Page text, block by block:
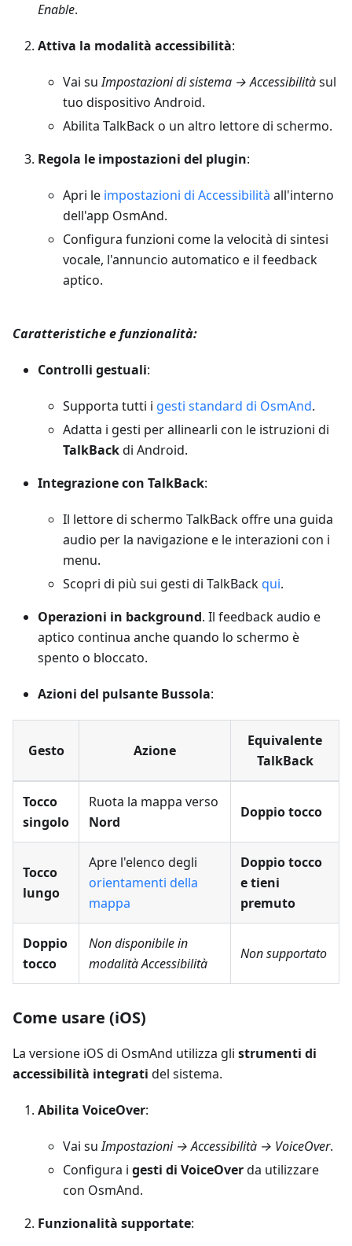
Enable.
Attiva la modalità accessibilità:
Vai suImpostazioni di sistema → Accessibilitàsul
tuo dispositivo Android.
Abilita TalkBack o un altro lettore di schermo.
Regola le impostazioni del plugin:
Apri le impostazioni di Accessibilità all'interno
dell'app OsmAnd.
Configura funzioni come la velocità di sintesi
vocale, l'annuncio automatico e il feedback
aptico.
Caratteristiche e funzionalità:
Controlli gestuali:
Supporta tutti i gesti standard di OsmAnd.
Adatta i gesti per allinearli con le istruzioni di
TalkBackdi Android.
Integrazione con TalkBack:
Il lettore di schermo TalkBack offre una guida
audio per la navigazione e le interazioni con i
menu.
Scopri di più sui gesti di TalkBackqui.
Operazioni in background. Il feedback audio e
aptico continua anche quando lo schermo è
spento o bloccato.
Azioni del pulsante Bussola:
Gesto Azione
Equivalente
TalkBack
Tocco
singolo
Ruota la mappa verso
Nord
Doppio tocco
Tocco
lungo
Apre l'elenco degli
orientamenti della
mappa
Doppio tocco
e tieni
premuto
Doppio
tocco
Non disponibile in
modalità Accessibilità
Non supportato
Come usare (iOS)
La versione iOS di OsmAnd utilizza gli strumenti di
accessibilità integrati del sistema.
Abilita VoiceOver:
Vai suImpostazioni → Accessibilità → VoiceOver.
Configura i gesti di VoiceOverda utilizzare
con OsmAnd.
Funzionalità supportate: